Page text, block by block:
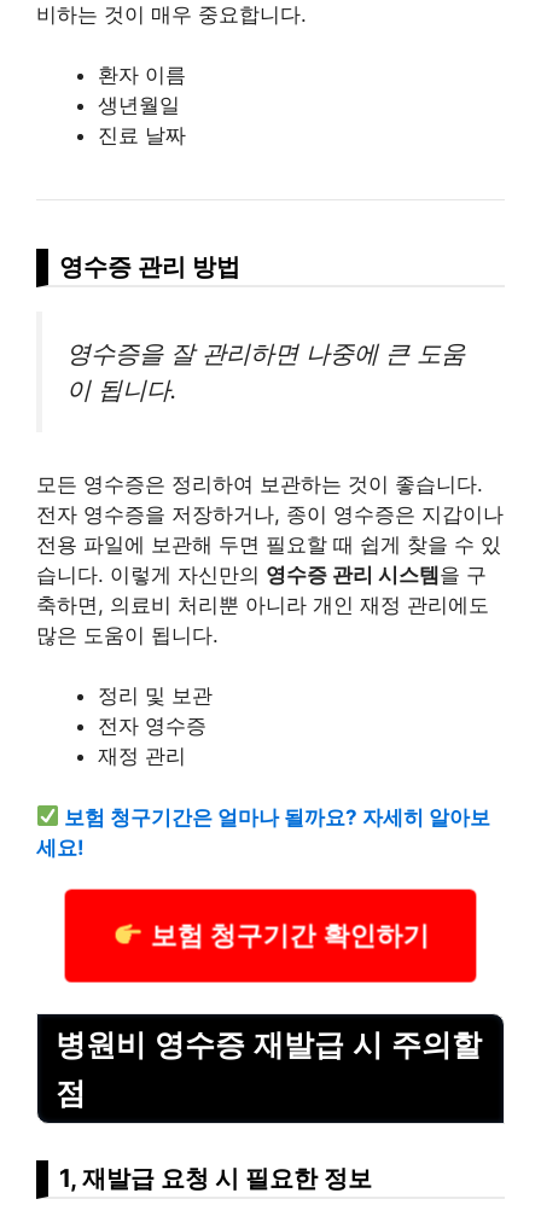
비하는 것이 매우 중요합니다.
환자 이름
생년월일
진료 날짜
영수증 관리 방법
영수증을 잘 관리하면 나중에 큰 도움
이 됩니다.
모든 영수증은 정리하여 보관하는 것이 좋습니다.
전자 영수증을 저장하거나, 종이 영수증은 지갑이나
전용 파일에 보관해 두면 필요할 때 쉽게 찾을 수 있
습니다. 이렇게 자신만의 영수증 관리 시스템을 구
축하면, 의료비 처리뿐 아니라 개인 재정 관리에도
많은 도움이 됩니다.
정리 및 보관
전자 영수증
재정 관리
보험 청구기간은 얼마나 될까요? 자세히 알아보
세요!
보험 청구기간 확인하기
병원비 영수증 재발급 시 주의할
점
1, 재발급 요청 시 필요한 정보